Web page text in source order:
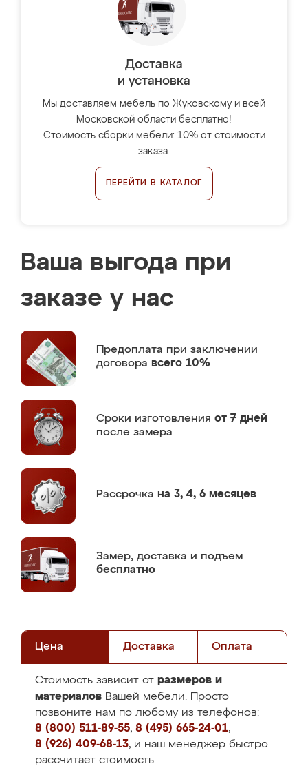
Доставка
и установка
Мы доставляем мебель по Жуковскому и всей
Московской области бесплатно!
Стоимость сборки мебели: 10% от стоимости
заказа.
ПЕРЕЙТИ В КАТАЛОГ
Ваша выгода при
заказе у нас
Предоплата при заключении
договора всего 10%
Сроки изготовления от 7 дней
после замера
Рассрочка на 3, 4, 6 месяцев
Замер, доставка и подъем
бесплатно
Цена Доставка Оплата
Стоимость зависит от размеров и
материалов Вашей мебели. Просто
позвоните нам по любому из телефонов:
8 (800) 511-89-55, 8 (495) 665-24-01,
8 (926) 409-68-13, и наш менеджер быстро
рассчитает стоимость.